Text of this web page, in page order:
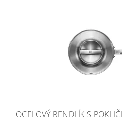
OCELOVÝ RENDLÍK S